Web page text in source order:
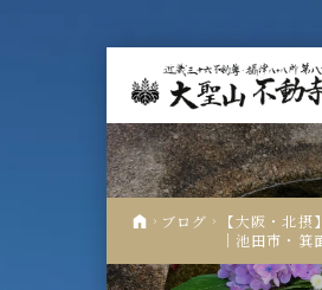
ブログ
【大阪・北
｜池田市・